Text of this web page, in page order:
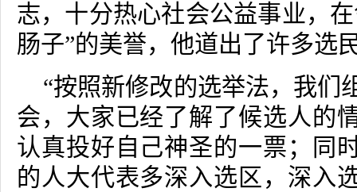
志，十分热心社会公益事业，
肠子”的美誉，他道出了许多选
“按照新修改的选举法，我们
会，大家已经了解了候选人的
认真投好自己神圣的一票；同
的人大代表多深入选区，深入